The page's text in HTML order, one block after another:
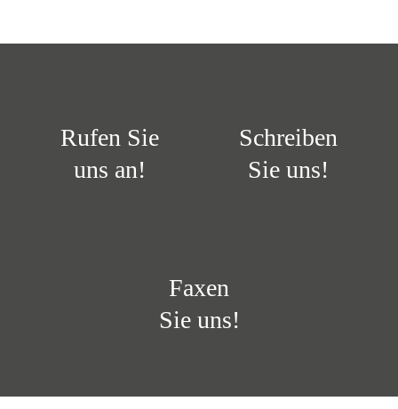
Rufen Sie
uns an!
Schreiben
Sie uns!
Faxen
Sie uns!